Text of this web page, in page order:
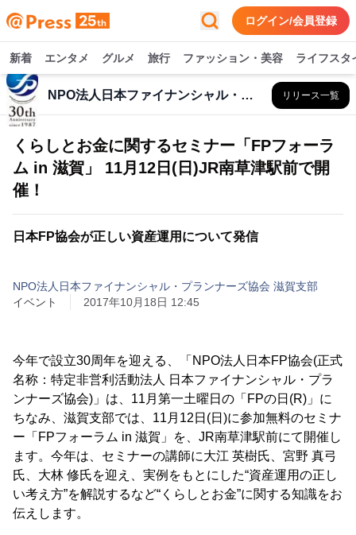
ログイン/会員登録
新着 エンタメ グルメ 旅行 ファッション・美容 ライフスタ
NPO法人日本ファイナンシャル・プランナーズ協会 滋賀支部 リリース一覧
くらしとお金に関するセミナー「FPフォーラ
ム in 滋賀」 11月12日(日)JR南草津駅前で開
催！
日本FP協会が正しい資産運用について発信
NPO法人日本ファイナンシャル・プランナーズ協会 滋賀支部
イベント
2017年10月18日 12:45
今年で設立30周年を迎える、「NPO法人日本FP協会(正式
名称：特定非営利活動法人 日本ファイナンシャル・プラ
ンナーズ協会)」は、11月第一土曜日の「FPの日(R)」に
ちなみ、滋賀支部では、11月12日(日)に参加無料のセミナ
ー「FPフォーラム in 滋賀」を、JR南草津駅前にて開催し
ます。今年は、セミナーの講師に大江 英樹氏、宮野 真弓
氏、大林 修氏を迎え、実例をもとにした“資産運用の正し
い考え方”を解説するなど“くらしとお金”に関する知識をお
伝えします。